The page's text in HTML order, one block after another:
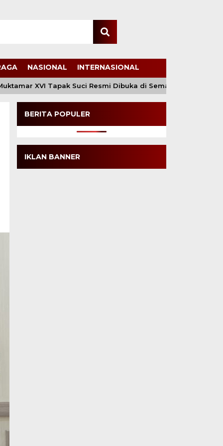
NASIONAL INTERNASIONAL
XVI Tapak Suci Resmi Dibuka di Semarang, Kapolri
BERITA POPULER
IKLAN BANNER